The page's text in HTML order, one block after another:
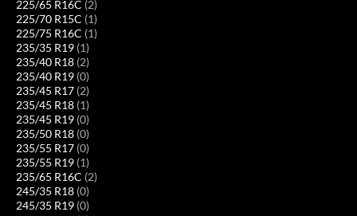
225/65 R16C (2)
225/70 R15C (1)
225/75 R16C (1)
235/35 R19 (1)
235/40 R18 (2)
235/40 R19 (0)
235/45 R17 (2)
235/45 R18 (1)
235/45 R19 (0)
235/50 R18 (0)
235/55 R17 (0)
235/55 R19 (1)
235/65 R16C (2)
245/35 R18 (0)
245/35 R19 (0)